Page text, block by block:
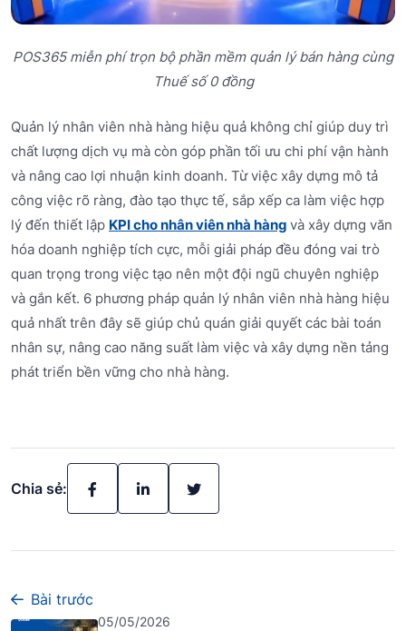
POS365 miễn phí trọn bộ phần mềm quản lý bán hàng cùng
Thuế số 0 đồng
Quản lý nhân viên nhà hàng hiệu quả không chỉ giúp duy trì
chất lượng dịch vụ mà còn góp phần tối ưu chi phí vận hành
và nâng cao lợi nhuận kinh doanh. Từ việc xây dựng mô tả
công việc rõ ràng, đào tạo thực tế, sắp xếp ca làm việc hợp
lý đến thiết lập KPI cho nhân viên nhà hàng và xây dựng văn
hóa doanh nghiệp tích cực, mỗi giải pháp đều đóng vai trò
quan trọng trong việc tạo nên một đội ngũ chuyên nghiệp
và gắn kết. 6 phương pháp quản lý nhân viên nhà hàng hiệu
quả nhất trên đây sẽ giúp chủ quán giải quyết các bài toán
nhân sự, nâng cao năng suất làm việc và xây dựng nền tảng
phát triển bền vững cho nhà hàng.
Chia sẻ:
Bài trước
05/05/2026